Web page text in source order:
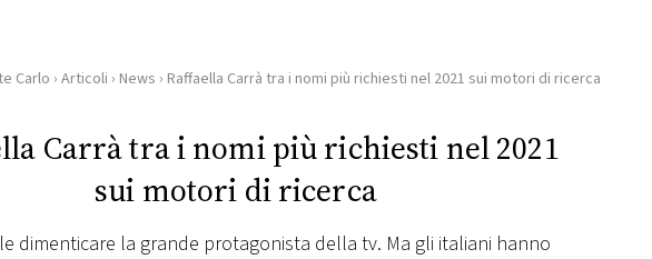
Carlo › Articoli › News › Raffaella Carrà tra i nomi più richiesti nel 2021 sui motori di ricerca
Carrà tra i nomi più richiesti nel 2021
sui motori di ricerca
dimenticare la grande protagonista della tv. Ma gli italiani hanno